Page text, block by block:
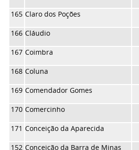
165 Claro dos Poções
166 Cláudio
167 Coimbra
168 Coluna
169 Comendador Gomes
170 Comercinho
171 Conceição da Aparecida
152 Conceição da Barra de Minas